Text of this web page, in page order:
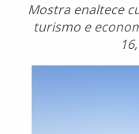
Mostra enaltece
turismo e